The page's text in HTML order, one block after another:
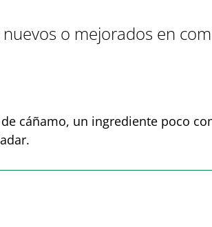
o mejorados en
cáñamo, un ingrediente poco